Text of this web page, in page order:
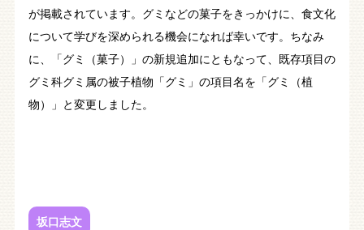
が掲載されています。グミなどの菓子をきっかけに、食文化
について学びを深められる機会になれば幸いです。ちなみ
に、「グミ（菓子）」の新規追加にともなって、既存項目の
グミ科グミ属の被子植物「グミ」の項目名を「グミ（植
物）」と変更しました。
坂口志文